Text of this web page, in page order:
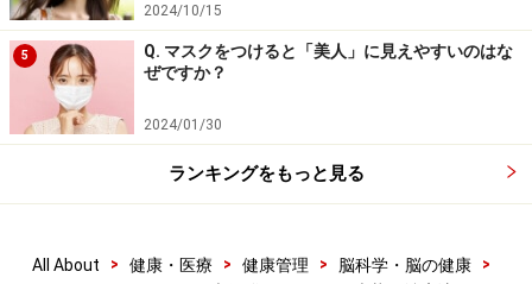
痺などを伴います。これこそがラムゼイ・ハント症候群
です。つまり、ラムゼイ・ハント症候群は、帯状疱疹の
一種なのです。
ですから、みずぼうそうに罹ったことのある人は、どの
年代の人でもラムゼイ・ハント症候群を発症する可能性
があるということです。ただし、実際に、ラムゼイ・ハ
少ないです。
2024/10/15
5
Q. マスクをつけると「美人」に見えやすいのはな
ぜですか？
2024/01/30
ランキングをもっと見る
All About > 健康・医療 > 健康管理 > 脳科学・脳の健康
>